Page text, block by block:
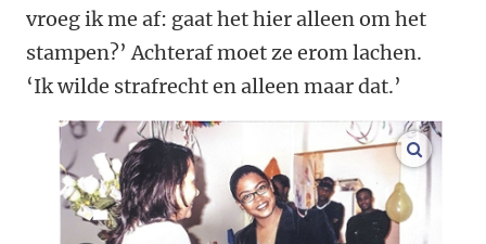
vroeg ik me af: gaat het hier alleen om het
stampen?’ Achteraf moet ze erom lachen.
‘Ik wilde strafrecht en alleen maar dat.’